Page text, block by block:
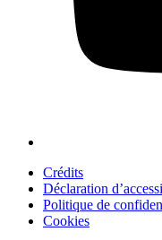
Crédits
Déclaration
Politique de
Cookies